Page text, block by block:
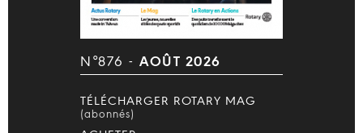
N°876 - AOÛT 2026
TÉLÉCHARGER ROTARY MAG
(abonnés)